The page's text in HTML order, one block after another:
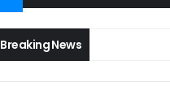
Breaking News